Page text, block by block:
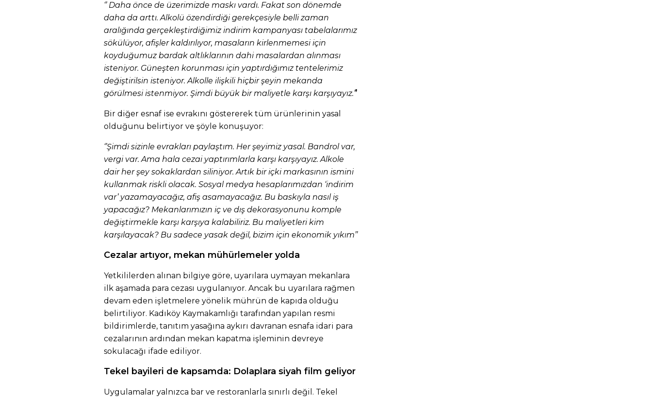
‘’ Daha önce de üzerimizde maskı vardı. Fakat son dönemde
daha da arttı. Alkolü özendirdiği gerekçesiyle belli zaman
aralığında gerçekleştirdiğimiz indirim kampanyası tabelalarımız
sökülüyor, afişler kaldırılıyor, masaların kirlenmemesi için
koyduğumuz bardak altlıklarının dahi masalardan alınması
isteniyor. Güneşten korunması için yaptırdığımız tentelerimiz
değiştirilsin isteniyor. Alkolle ilişkili hiçbir şeyin mekanda
görülmesi istenmiyor. Şimdi büyük bir maliyetle karşı karşıyayız.’’
Bir diğer esnaf ise evrakını göstererek tüm ürünlerinin yasal
olduğunu belirtiyor ve şöyle konuşuyor:
‘’Şimdi sizinle evrakları paylaştım. Her şeyimiz yasal. Bandrol var,
vergi var. Ama hala cezai yaptırımlarla karşı karşıyayız. Alkole
dair her şey sokaklardan siliniyor. Artık bir içki markasının ismini
kullanmak riskli olacak. Sosyal medya hesaplarımızdan ‘indirim
var’ yazamayacağız, afiş asamayacağız. Bu baskıyla nasıl iş
yapacağız? Mekanlarımızın iç ve dış dekorasyonunu komple
değiştirmekle karşı karşıya kalabiliriz. Bu maliyetleri kim
karşılayacak? Bu sadece yasak değil, bizim için ekonomik yıkım’’
Cezalar artıyor, mekan mühürlemeler yolda
Yetkililerden alınan bilgiye göre, uyarılara uymayan mekanlara
ilk aşamada para cezası uygulanıyor. Ancak bu uyarılara rağmen
devam eden işletmelere yönelik mührün de kapıda olduğu
belirtiliyor. Kadıköy Kaymakamlığı tarafından yapılan resmi
bildirimlerde, tanıtım yasağına aykırı davranan esnafa idari para
cezalarının ardından mekan kapatma işleminin devreye
sokulacağı ifade ediliyor.
Tekel bayileri de kapsamda: Dolaplara siyah film geliyor
Uygulamalar yalnızca bar ve restoranlarla sınırlı değil. Tekel